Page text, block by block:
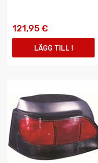
121,95 €
LÄGG TILL I